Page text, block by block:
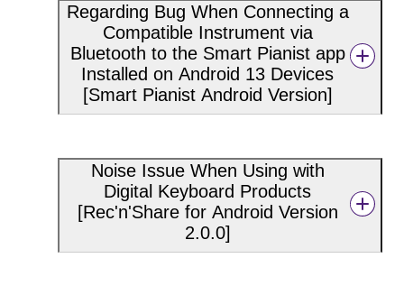
Regarding Bug When Connecting a
Compatible Instrument via
Bluetooth to the Smart Pianist app
Installed on Android 13 Devices
[Smart Pianist Android Version]
Noise Issue When Using with
Digital Keyboard Products
[Rec'n'Share for Android Version
2.0.0]